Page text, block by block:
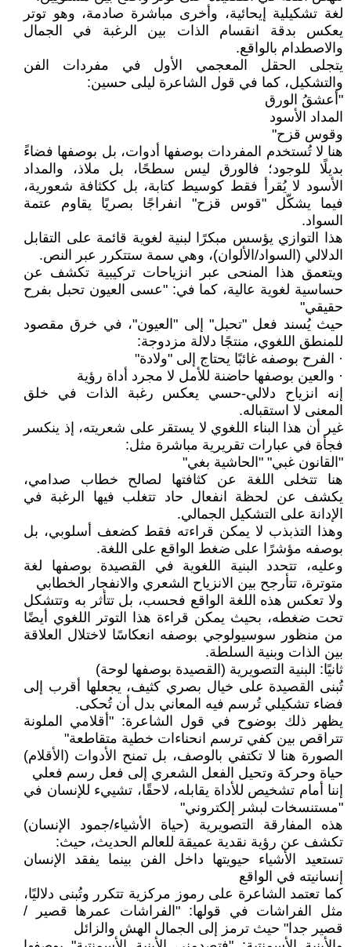
لغة تشكيلية إيحائية، وأخرى مباشرة صادمة، وهو توتر
يعكس بدقة انقسام الذات بين الرغبة في الجمال
والاصطدام بالواقع.
يتجلى الحقل المعجمي الأول في مفردات الفن
والتشكيل، كما في قول الشاعرة ليلى حسين:
"أعشقُ الورق
المداد الأسود
وقوس قزح"
هنا لا تُستخدم المفردات بوصفها أدوات، بل بوصفها فضاءً
بديلًا للوجود؛ فالورق ليس سطحًا، بل ملاذ، والمداد
الأسود لا يُقرأ فقط كوسيط كتابة، بل ككثافة شعورية،
فيما يشكّل "قوس قزح" انفراجًا بصريًا يقاوم عتمة
السواد.
هذا التوازي يؤسس مبكرًا لبنية لغوية قائمة على التقابل
الدلالي (السواد/الألوان)، وهي سمة ستتكرر عبر النص.
ويتعمق هذا المنحى عبر انزياحات تركيبية تكشف عن
حساسية لغوية عالية، كما في: "عسى العيون تحبل بفرح
حقيقي"
حيث يُسند فعل "تحبل" إلى "العيون"، في خرق مقصود
للمنطق اللغوي، منتجًا دلالة مزدوجة:
· الفرح بوصفه غائبًا يحتاج إلى "ولادة"
· والعين بوصفها حاضنة للأمل لا مجرد أداة رؤية
إنه انزياح دلالي-حسي يعكس رغبة الذات في خلق
المعنى لا استقباله.
غير أن هذا البناء اللغوي لا يستقر على شعريته، إذ ينكسر
فجأة في عبارات تقريرية مباشرة مثل:
"القانون غبي" "الحاشية بغي"
هنا تتخلى اللغة عن كثافتها لصالح خطاب صدامي،
يكشف عن لحظة انفعال حاد تتغلب فيها الرغبة في
الإدانة على التشكيل الجمالي.
وهذا التذبذب لا يمكن قراءته فقط كضعف أسلوبي، بل
بوصفه مؤشرًا على ضغط الواقع على اللغة.
وعليه، تتحدد البنية اللغوية في القصيدة بوصفها لغة
متوترة، تتأرجح بين الانزياح الشعري والانفجار الخطابي
ولا تعكس هذه اللغة الواقع فحسب، بل تتأثر به وتتشكل
تحت ضغطه، بحيث يمكن قراءة هذا التوتر اللغوي أيضًا
من منظور سوسيولوجي بوصفه انعكاسًا لاختلال العلاقة
بين الذات وبنية السلطة.
ثانيًا: البنية التصويرية (القصيدة بوصفها لوحة)
تُبنى القصيدة على خيال بصري كثيف، يجعلها أقرب إلى
فضاء تشكيلي تُرسم فيه المعاني بدل أن تُحكى.
يظهر ذلك بوضوح في قول الشاعرة: "أقلامي الملونة
تتراقص بين كفي ترسم انحناءات خطية متقاطعة"
الصورة هنا لا تكتفي بالوصف، بل تمنح الأدوات (الأقلام)
حياة وحركة وتحيل الفعل الشعري إلى فعل رسم فعلي
إننا أمام تشخيص للأداة يقابله، لاحقًا، تشييء للإنسان في
"مستنسخات لبشر إلكتروني"
هذه المفارقة التصويرية (حياة الأشياء/جمود الإنسان)
تكشف عن رؤية نقدية عميقة للعالم الحديث، حيث:
تستعيد الأشياء حيويتها داخل الفن بينما يفقد الإنسان
إنسانيته في الواقع
كما تعتمد الشاعرة على رموز مركزية تتكرر وتُبنى دلاليًا،
مثل الفراشات في قولها: "الفراشات عمرها قصير /
قصير جدا" حيث ترمز إلى الجمال الهش والزائل